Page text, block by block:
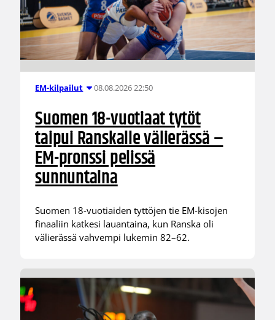
EM-kilpailut 08.08.2026 22:50
Suomen 18-vuotiaat tytöt
taipui Ranskalle välierässä –
EM-pronssi pelissä
sunnuntaina
Suomen 18-vuotiaiden tyttöjen tie EM-kisojen
finaaliin katkesi lauantaina, kun Ranska oli
välierässä vahvempi lukemin 82–62.